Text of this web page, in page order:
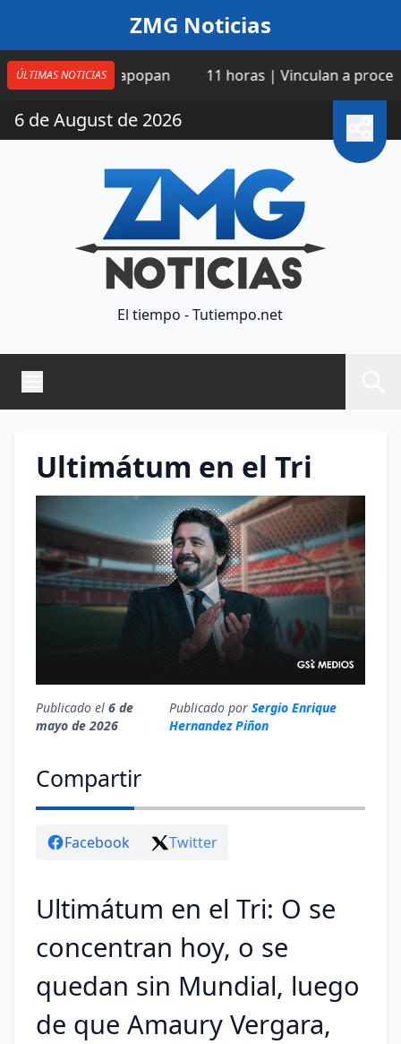
ZMG Noticias
ÚLTIMAS NOTICIAS
Zapopan 11 horas | Vinculan a proceso a
6 de August de 2026
El tiempo - Tutiempo.net
Ultimátum en el Tri
Publicado el 6 de
mayo de 2026
Publicado por Sergio Enrique
Hernandez Piñon
Compartir
Facebook Twitter
Ultimátum en el Tri: O se
concentran hoy, o se
quedan sin Mundial, luego
de que Amaury Vergara,